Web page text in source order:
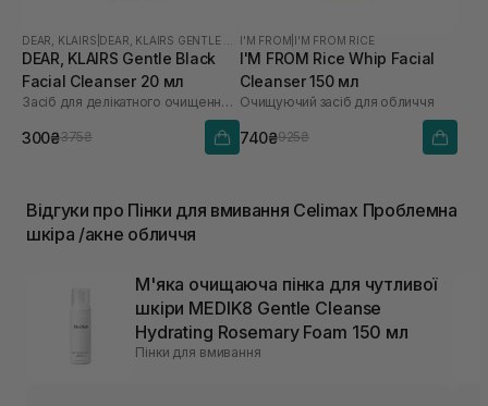
DEAR, KLAIRS
DEAR, KLAIRS Gentle Black
Facial Cleanser 20 мл
Засіб для делікатного очищення обличчя
300₴375₴
I'M FROM I'M FROM RICE
I'M FROM Rice Whip Facial
Cleanser 150 мл
Очищуючий засіб для обличчя
740₴925₴
Відгуки про Пінки для вмивання Celimax Проблемна
шкіра /акне обличчя
М'яка очищаюча пінка для чутливої ​​
шкіри MEDIK8 Gentle Cleanse
Hydrating Rosemary Foam 150 мл
Пінки для вмивання